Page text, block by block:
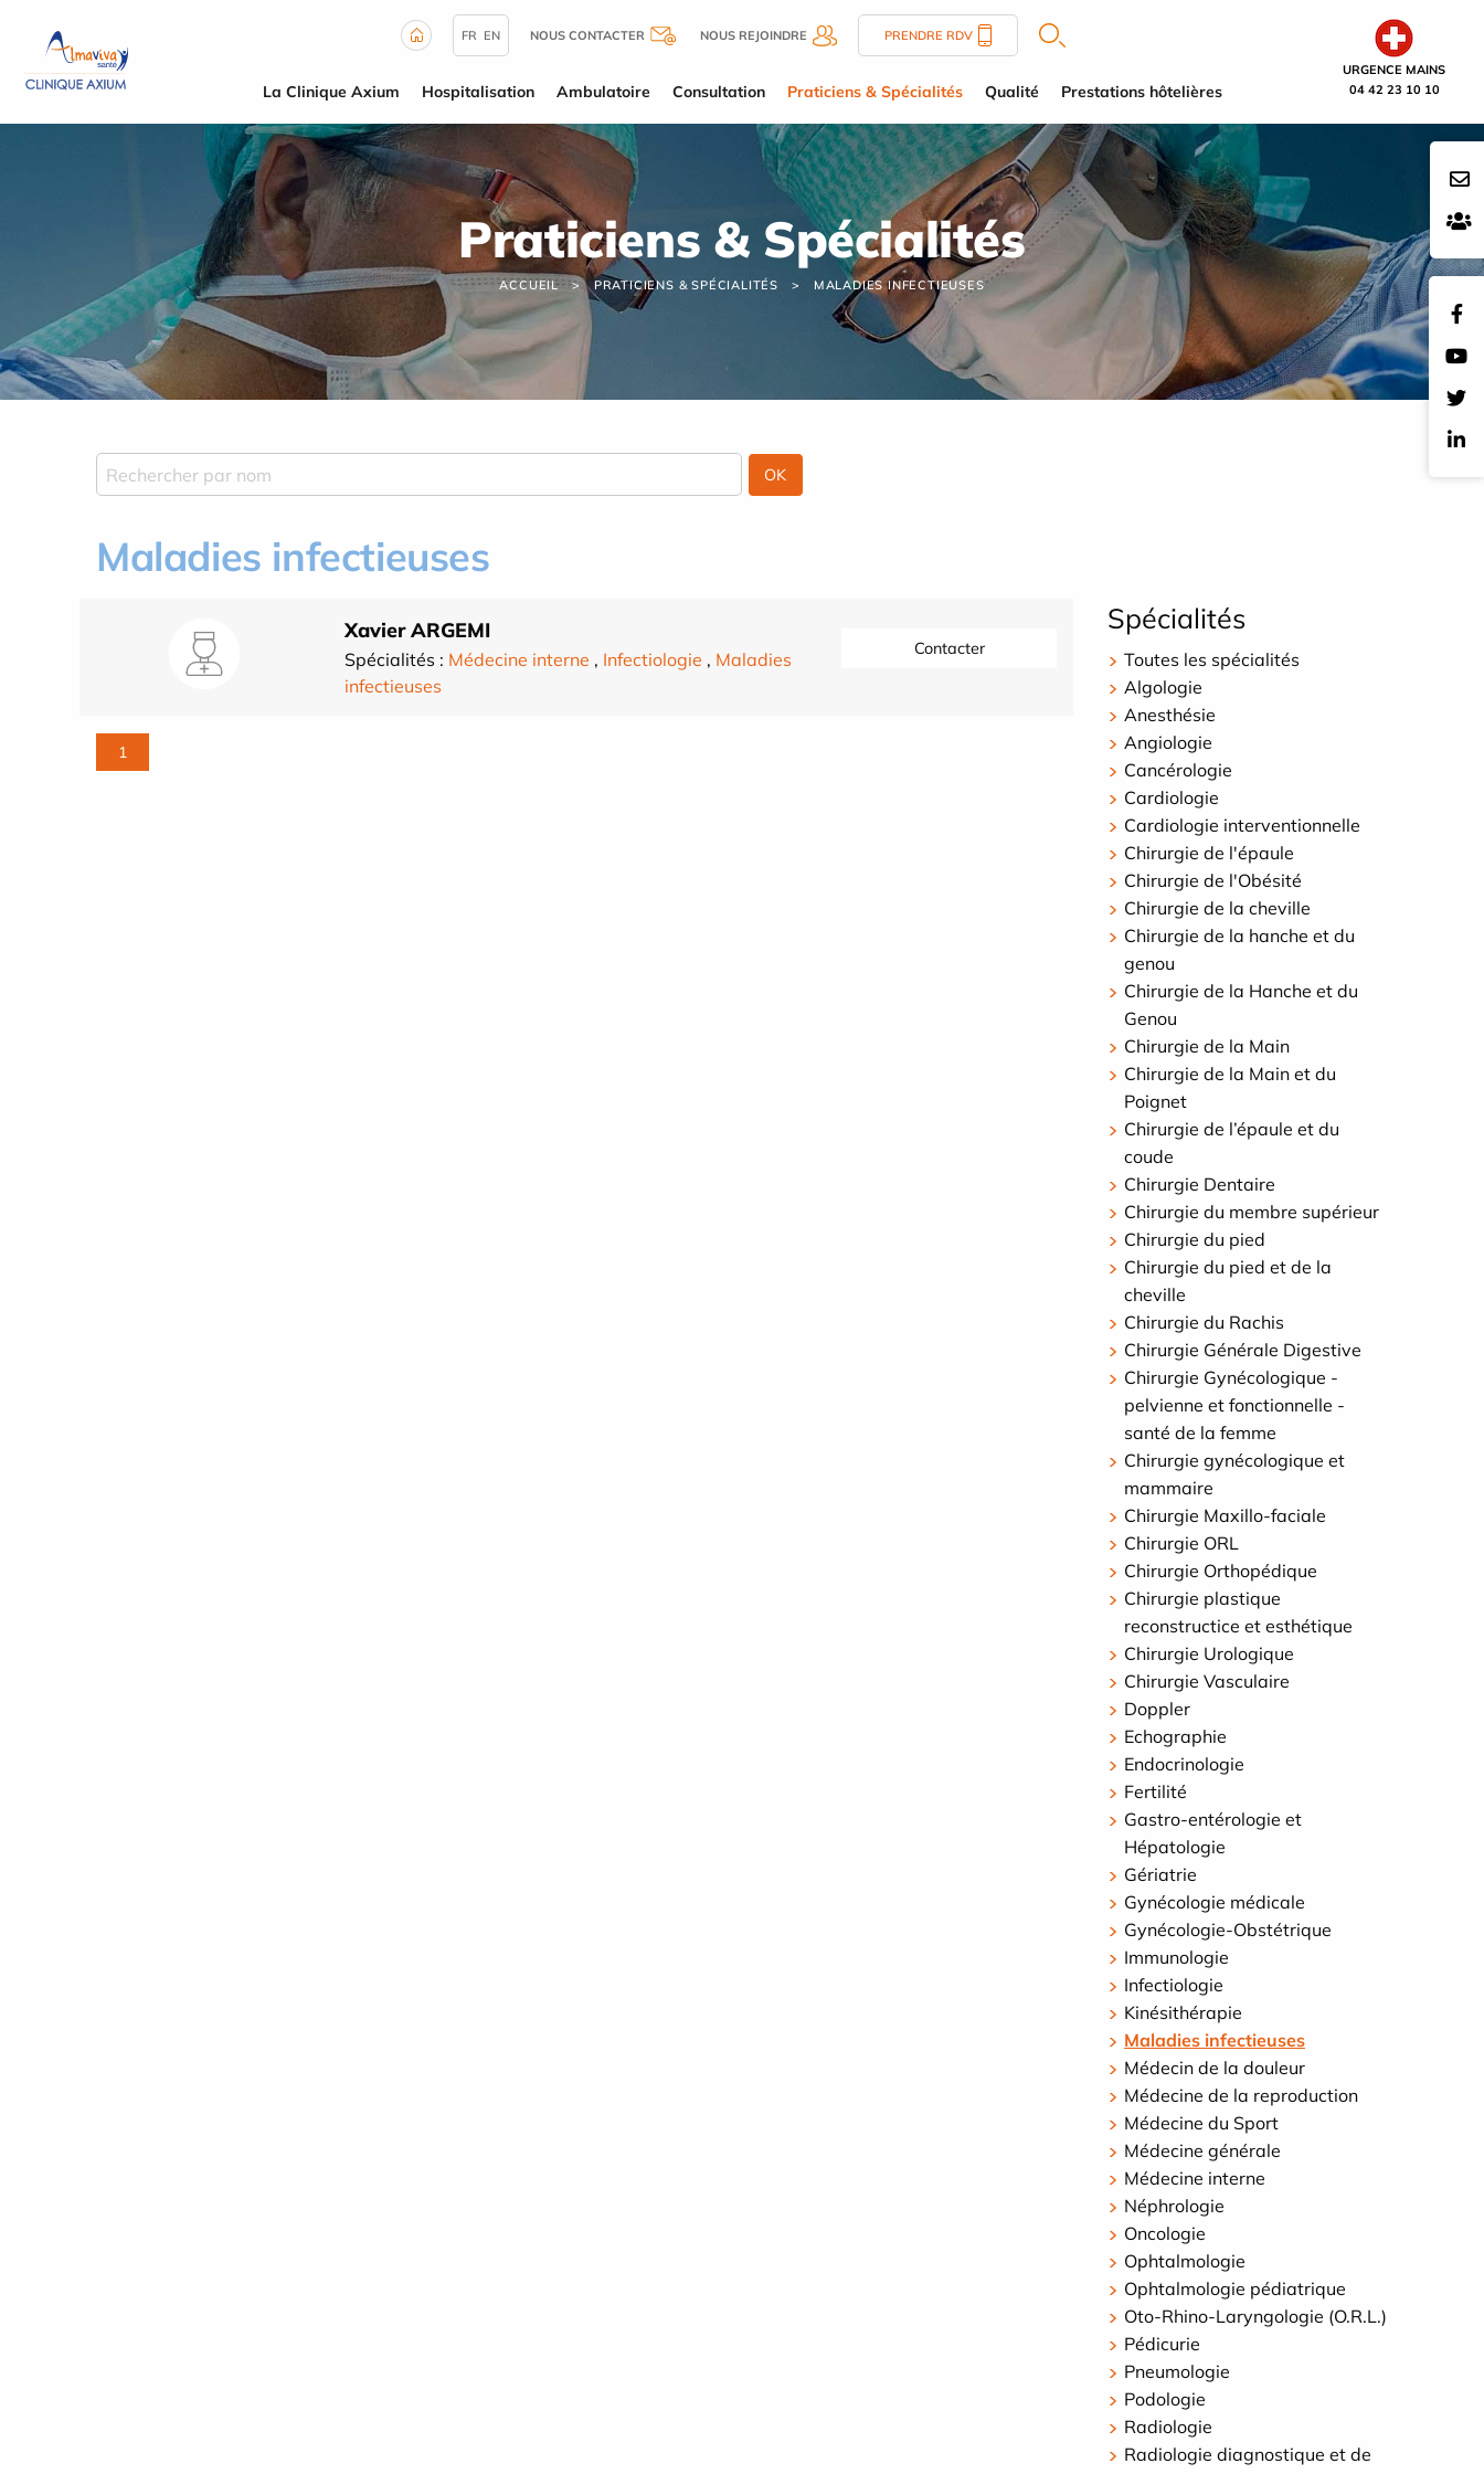
URGENCE MAINS
04 42 23 10 10
FR EN NOUS CONTACTER NOUS REJOINDRE PRENDRE RDV
La Clinique Axium Hospitalisation Ambulatoire Consultation Praticiens & Spécialités Qualité Prestations hôtelières
Praticiens & Spécialités
ACCUEIL PRATICIENS & SPÉCIALITÉS MALADIES INFECTIEUSES
Maladies infectieuses
Xavier ARGEMI
Spécialités : Médecine interne , Infectiologie , Maladies
infectieuses
Contacter
1
Spécialités
Toutes les spécialités
Algologie
Anesthésie
Angiologie
Cancérologie
Cardiologie
Cardiologie interventionnelle
Chirurgie de l'épaule
Chirurgie de l'Obésité
Chirurgie de la cheville
Chirurgie de la hanche et du
genou
Chirurgie de la Hanche et du
Genou
Chirurgie de la Main
Chirurgie de la Main et du
Poignet
Chirurgie de l’épaule et du
coude
Chirurgie Dentaire
Chirurgie du membre supérieur
Chirurgie du pied
Chirurgie du pied et de la
cheville
Chirurgie du Rachis
Chirurgie Générale Digestive
Chirurgie Gynécologique -
pelvienne et fonctionnelle -
santé de la femme
Chirurgie gynécologique et
mammaire
Chirurgie Maxillo-faciale
Chirurgie ORL
Chirurgie Orthopédique
Chirurgie plastique
reconstructice et esthétique
Chirurgie Urologique
Chirurgie Vasculaire
Doppler
Echographie
Endocrinologie
Fertilité
Gastro-entérologie et
Hépatologie
Gériatrie
Gynécologie médicale
Gynécologie-Obstétrique
Immunologie
Infectiologie
Kinésithérapie
Maladies infectieuses
Médecin de la douleur
Médecine de la reproduction
Médecine du Sport
Médecine générale
Médecine interne
Néphrologie
Oncologie
Ophtalmologie
Ophtalmologie pédiatrique
Oto-Rhino-Laryngologie (O.R.L.)
Pédicurie
Pneumologie
Podologie
Radiologie
Radiologie diagnostique et de